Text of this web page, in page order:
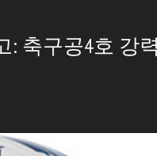
: 축구공4호 강